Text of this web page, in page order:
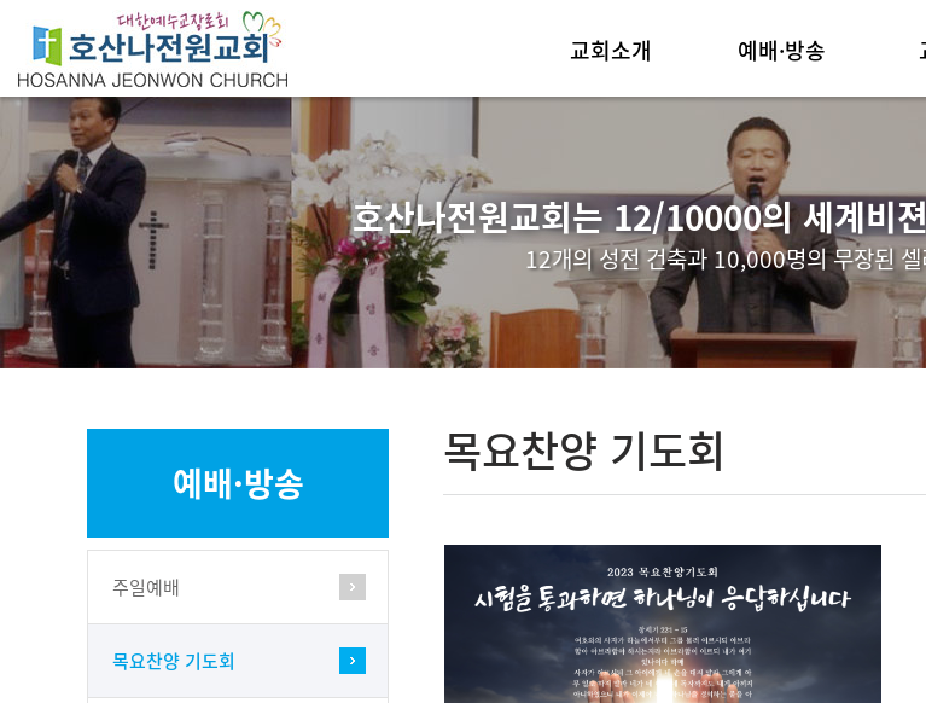
교회소개
예배안내
섬기는 이들
찾아오시는길
예배·방송
주일예배
목요찬양 기도회
한걸음더
호산나워쉽
호산나전원교회는 12/10000의 세계비
12개의 성전 건축과 10,000명의 무장된
예배·방송
주일예배
목요찬양 기도회
목요찬양 기도회